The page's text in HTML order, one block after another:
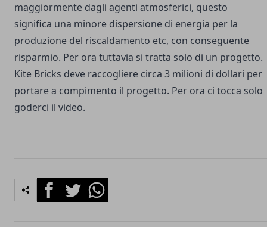
maggiormente dagli agenti atmosferici, questo
significa una minore dispersione di energia per la
produzione del riscaldamento etc, con conseguente
risparmio. Per ora tuttavia si tratta solo di un progetto.
Kite Bricks deve raccogliere circa 3 milioni di dollari per
portare a compimento il progetto. Per ora ci tocca solo
goderci il video.
FacebookTwitterWhatsapp